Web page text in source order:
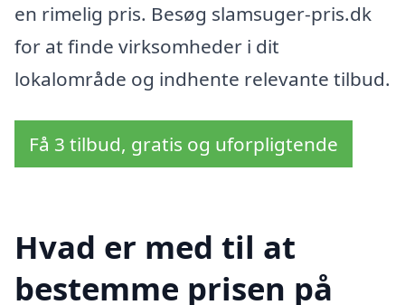
en rimelig pris. Besøg slamsuger-pris.dk
for at finde virksomheder i dit
lokalområde og indhente relevante tilbud.
Få 3 tilbud, gratis og uforpligtende
Hvad er med til at
bestemme prisen på